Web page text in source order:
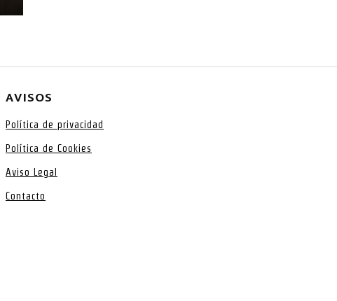
AVISOS
Política de privacidad
Política de Cookies
Aviso Legal
Contacto